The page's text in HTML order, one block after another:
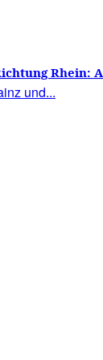
Rhein:
die Mainzer